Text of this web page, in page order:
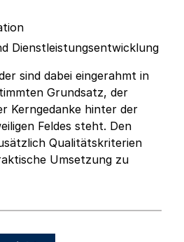
Dienstleistungsentwicklung
sind dabei eingerahmt in
Grundsatz, der
Kerngedanke hinter der
Feldes steht. Den
Qualitätskriterien
Umsetzung zu